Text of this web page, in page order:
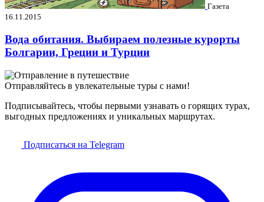
Газета
16.11.2015
Вода обитания. Выбираем полезные курорты
Болгарии, Греции и Турции
Отправляйтесь в увлекательные туры с нами!
Подписывайтесь, чтобы первыми узнавать о горящих турах,
выгодных предложениях и уникальных маршрутах.
Подписаться на Telegram